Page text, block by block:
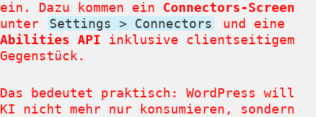
ein. Dazu kommen ein Connectors-Screen
unter
Settings > Connectors
und eine
Abilities API inklusive clientseitigem
Gegenstück.
Das bedeutet praktisch: WordPress will
KI nicht mehr nur konsumieren, sondern